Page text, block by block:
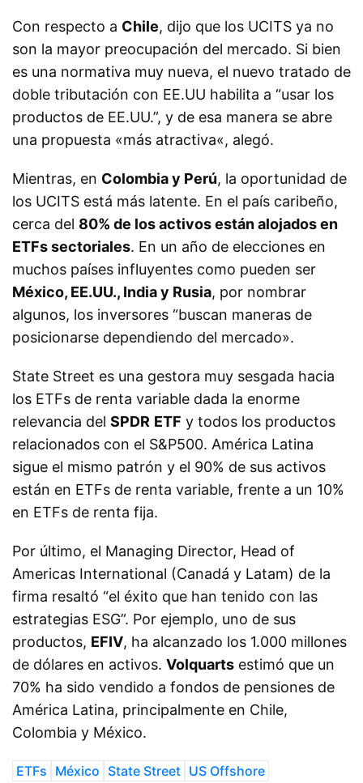
Con respecto a Chile, dijo que los UCITS ya no
son la mayor preocupación del mercado. Si bien
es una normativa muy nueva, el nuevo tratado de
doble tributación con EE.UU habilita a “usar los
productos de EE.UU.”, y de esa manera se abre
una propuesta «más atractiva«, alegó.
Mientras, en Colombia y Perú, la oportunidad de
los UCITS está más latente. En el país caribeño,
cerca del 80% de los activos están alojados en
ETFs sectoriales. En un año de elecciones en
muchos países influyentes como pueden ser
México, EE.UU., India y Rusia, por nombrar
algunos, los inversores “buscan maneras de
posicionarse dependiendo del mercado».
State Street es una gestora muy sesgada hacia
los ETFs de renta variable dada la enorme
relevancia del SPDR ETF y todos los productos
relacionados con el S&P500. América Latina
sigue el mismo patrón y el 90% de sus activos
están en ETFs de renta variable, frente a un 10%
en ETFs de renta fija.
Por último, el Managing Director, Head of
Americas International (Canadá y Latam) de la
firma resaltó “el éxito que han tenido con las
estrategias ESG”. Por ejemplo, uno de sus
productos, EFIV, ha alcanzado los 1.000 millones
de dólares en activos. Volquarts estimó que un
70% ha sido vendido a fondos de pensiones de
América Latina, principalmente en Chile,
Colombia y México.
ETFs México State Street US Offshore